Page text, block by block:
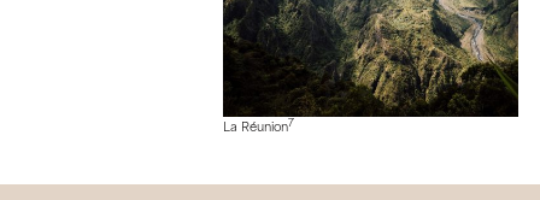
La Réunion7